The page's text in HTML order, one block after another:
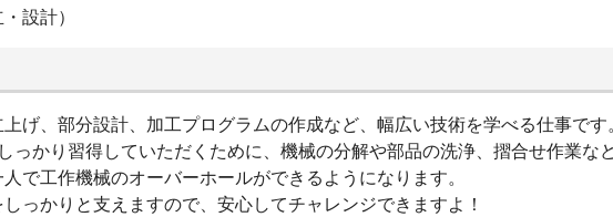
設計）
げ、部分設計、加工プログラムの作成など、幅広い技術を学べる仕事です。
っかり習得していただくために、機械の分解や部品の洗浄、摺合せ作業な
で工作機械のオーバーホールができるようになります。
っかりと支えますので、安心してチャレンジできますよ！